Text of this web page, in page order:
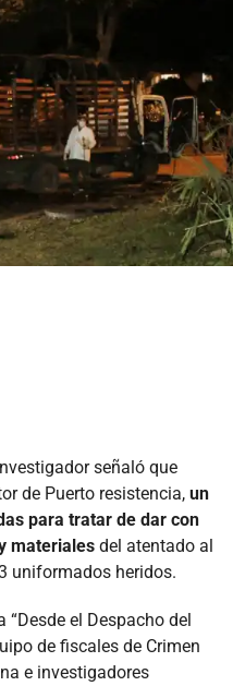
señaló que
de Puerto resistencia, un
para tratar de dar con
materiales del atentado al
uniformados heridos.
el Despacho del
de fiscales de Crimen
e investigadores